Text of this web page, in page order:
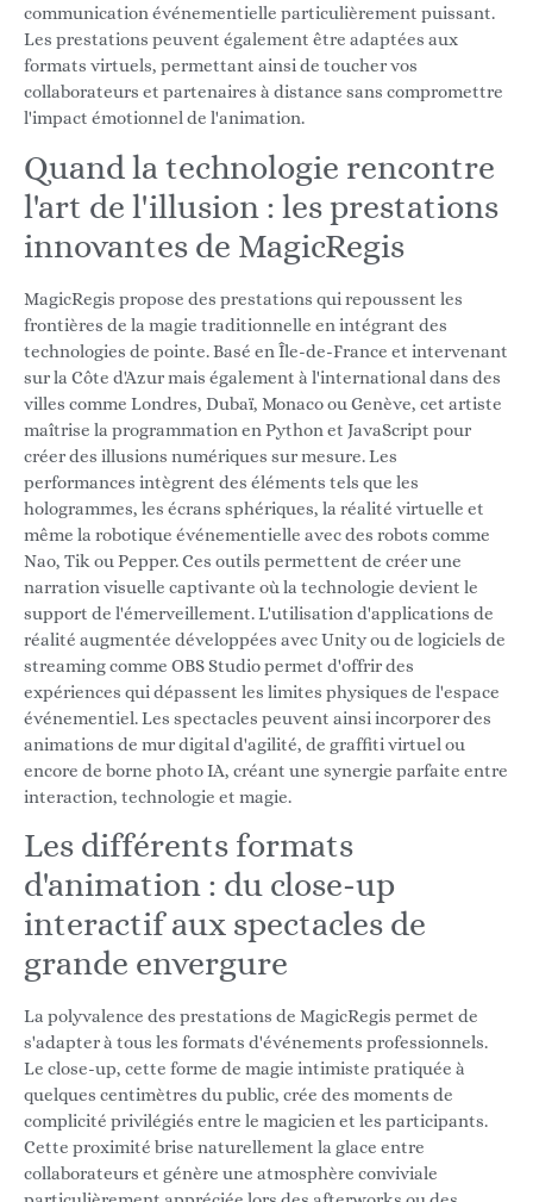
communication événementielle particulièrement puissant.
Les prestations peuvent également être adaptées aux
formats virtuels, permettant ainsi de toucher vos
collaborateurs et partenaires à distance sans compromettre
l'impact émotionnel de l'animation.
Quand la technologie rencontre
l'art de l'illusion : les prestations
innovantes de MagicRegis
MagicRegis propose des prestations qui repoussent les
frontières de la magie traditionnelle en intégrant des
technologies de pointe. Basé en Île-de-France et intervenant
sur la Côte d'Azur mais également à l'international dans des
villes comme Londres, Dubaï, Monaco ou Genève, cet artiste
maîtrise la programmation en Python et JavaScript pour
créer des illusions numériques sur mesure. Les
performances intègrent des éléments tels que les
hologrammes, les écrans sphériques, la réalité virtuelle et
même la robotique événementielle avec des robots comme
Nao, Tik ou Pepper. Ces outils permettent de créer une
narration visuelle captivante où la technologie devient le
support de l'émerveillement. L'utilisation d'applications de
réalité augmentée développées avec Unity ou de logiciels de
streaming comme OBS Studio permet d'offrir des
expériences qui dépassent les limites physiques de l'espace
événementiel. Les spectacles peuvent ainsi incorporer des
animations de mur digital d'agilité, de graffiti virtuel ou
encore de borne photo IA, créant une synergie parfaite entre
interaction, technologie et magie.
Les différents formats
d'animation : du close-up
interactif aux spectacles de
grande envergure
La polyvalence des prestations de MagicRegis permet de
s'adapter à tous les formats d'événements professionnels.
Le close-up, cette forme de magie intimiste pratiquée à
quelques centimètres du public, crée des moments de
complicité privilégiés entre le magicien et les participants.
Cette proximité brise naturellement la glace entre
collaborateurs et génère une atmosphère conviviale